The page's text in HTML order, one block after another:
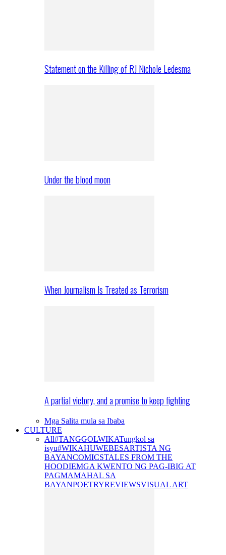
Statement on the Killing of RJ Nichole Ledesma
Under the blood moon
When Journalism Is Treated as Terrorism
A partial victory, and a promise to keep fighting
Mga Salita mula sa Ibaba
CULTURE
All#TANGGOLWIKATungkol sa
isyu#WIKAHUWEBESARTISTA NG
BAYANCOMICSTALES FROM THE
HOODIEMGA KWENTO NG PAG-IBIG AT
PAGMAMAHAL SA
BAYANPOETRYREVIEWSVISUAL ART